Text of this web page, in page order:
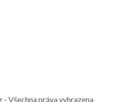
- Všechna práva vyhrazena